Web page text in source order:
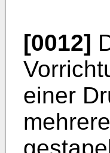
[0012]
einer